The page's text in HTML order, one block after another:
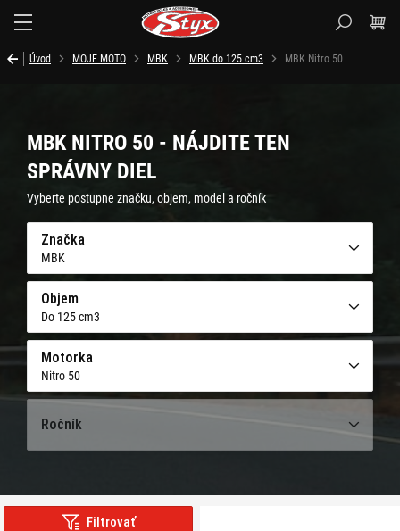
Úvod MOJE MOTO MBK MBK do 125 cm3 MBK Nitro 50
MBK NITRO 50 - NÁJDITE TEN
SPRÁVNY DIEL
Vyberte postupne značku, objem, model a ročník
Značka
MBK
Objem
Do 125 cm3
Motorka
Nitro 50
Ročník
Filtrovať